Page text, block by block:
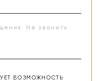
Не звонить